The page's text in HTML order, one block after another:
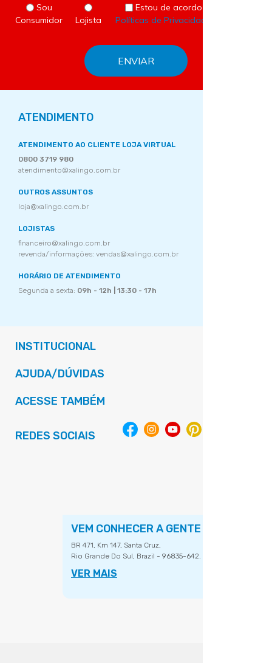
Sou
Consumidor
Lojista
Estou de acordo com as
Políticas de Privacidade
ATENDIMENTO
ATENDIMENTO AO CLIENTE LOJA VIRTUAL
0800 3719 980
atendimento@xalingo.com.br
OUTROS ASSUNTOS
loja@xalingo.com.br
LOJISTAS
financeiro@xalingo.com.br
revenda/informações: vendas@xalingo.com.br
HORÁRIO DE ATENDIMENTO
Segunda a sexta: 09h - 12h | 13:30 - 17h
INSTITUCIONAL
AJUDA/DÚVIDAS
ACESSE TAMBÉM
REDES SOCIAIS
VEM CONHECER A GENTE
BR 471, Km 147, Santa Cruz,
Rio Grande Do Sul, Brazil - 96835-642.
VER MAIS